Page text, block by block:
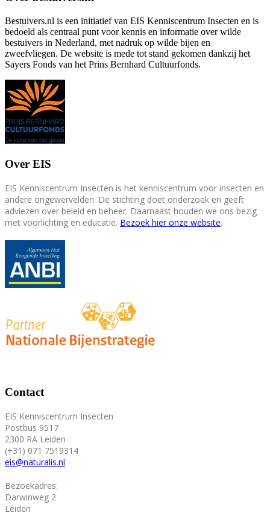
Bestuivers.nl is een initiatief van EIS Kenniscentrum Insecten en is
bedoeld als centraal punt voor kennis en informatie over wilde
bestuivers in Nederland, met nadruk op wilde bijen en
zweefvliegen. De website is mede tot stand gekomen dankzij het
Sayers Fonds van het Prins Bernhard Cultuurfonds.
Over EIS
EIS Kenniscentrum Insecten is het kenniscentrum voor insecten en
andere ongewervelden. De stichting doet onderzoek en geeft
adviezen over beleid en beheer. Daarnaast houden we ons bezig
met voorlichting en educatie. Bezoek hier onze website.
Contact
EIS Kenniscentrum Insecten
Postbus 9517
2300 RA Leiden
(+31) 071 7519314
eis@naturalis.nl
Bezoekadres:
Darwinweg 2
Leiden